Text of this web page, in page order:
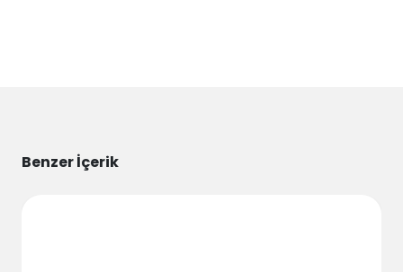
Benzer İçerik